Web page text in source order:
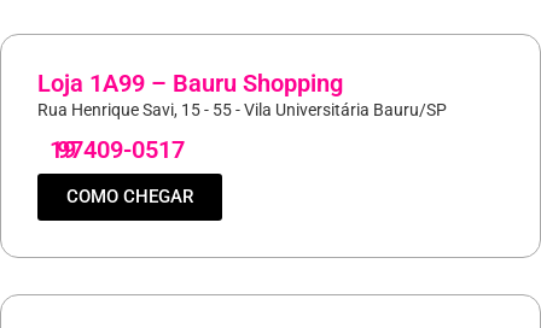
Loja 1A99 – Bauru Shopping
Rua Henrique Savi, 15 - 55 - Vila Universitária Bauru/SP
19
97409-0517
COMO CHEGAR